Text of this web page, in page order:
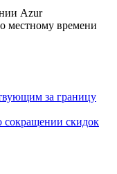
Azur
местному времени
за границу
сокращении скидок